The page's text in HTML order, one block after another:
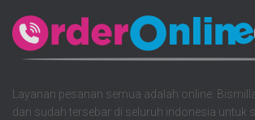
Layanan pesanan semua adalah online.
dan sudah tersebar di seluruh indonesia untuk